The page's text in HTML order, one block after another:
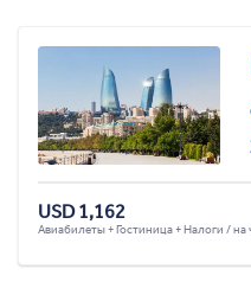
USD 1,162
Авиабилеты + Гостиница + Налоги / на